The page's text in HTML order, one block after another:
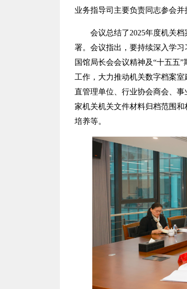
业务指导司 主要负责同志参会并
会议总结了2025年度机关档
署。会议指出， 要持续深入学习
国馆局长会会议精神及“十五五”
工作，大力推动机关数字档案
直管理单位、行业协会商会、
家机关机关文件材料归档范围和
培养等。